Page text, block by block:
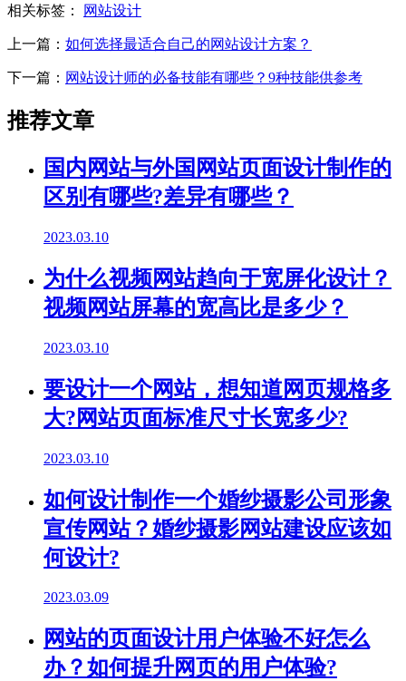
相关标签： 网站设计
上一篇： 如何选择最适合自己的网站设计方案？
下一篇： 网站设计师的必备技能有哪些？9种技能供参考
推荐文章
国内网站与外国网站页面设计制作的
区别有哪些?差异有哪些？
2023.03.10
为什么视频网站趋向于宽屏化设计？
视频网站屏幕的宽高比是多少？
2023.03.10
要设计一个网站，想知道网页规格多
大?网站页面标准尺寸长宽多少?
2023.03.10
如何设计制作一个婚纱摄影公司形象
宣传网站？婚纱摄影网站建设应该如
何设计?
2023.03.09
网站的页面设计用户体验不好怎么
办？如何提升网页的用户体验?